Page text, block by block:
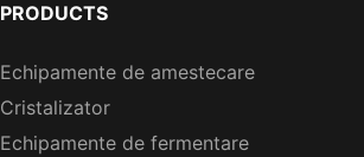
PRODUCTS
Echipamente de amestecare
Cristalizator
Echipamente de fermentare